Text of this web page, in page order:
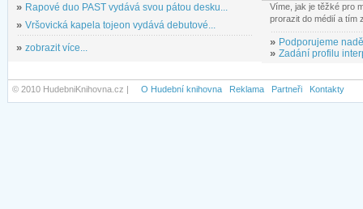
» Rapové duo PAST vydává svou pátou desku...
» Vršovická kapela tojeon vydává debutové...
» zobrazit více...
Víme, jak je těžké pro
prorazit do médií a tím
» Podporujeme
» Zadání profilu
© 2010 HudebniKnihovna.cz | O Hudební knihovna Reklama Partneři Kontakty